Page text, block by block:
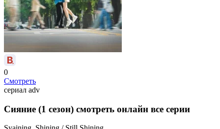
0
Смотреть
сериал adv
Сияние (1 сезон) смотреть онлайн все серии